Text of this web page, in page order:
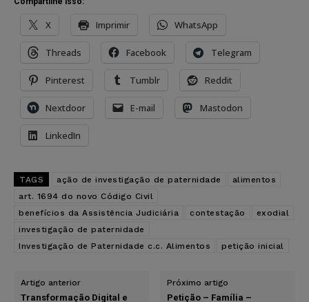
X Imprimir WhatsApp
Threads Facebook Telegram
Pinterest Tumblr Reddit
Nextdoor E-mail Mastodon
LinkedIn
TAGS ação de investigação de paternidade
alimentos
art. 1694 do novo Código Civil
benefícios da Assistência Judiciária
contestação
exodial
investigação de paternidade
Investigação de Paternidade c.c. Alimentos
petição inicial
Artigo anterior
Transformação Digital e
Próximo artigo
Petição – Família –